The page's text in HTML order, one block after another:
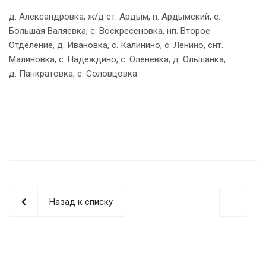
д. Александровка, ж/д ст. Ардым, п. Ардымский, с.
Большая Валяевка, с. Воскресеновка, нп. Второе
Отделение, д. Ивановка, с. Калинино, с. Ленино, снт.
Малиновка, с. Надеждино, с. Оленевка, д. Ольшанка,
д. Панкратовка, с. Соловцовка.
Назад к списку